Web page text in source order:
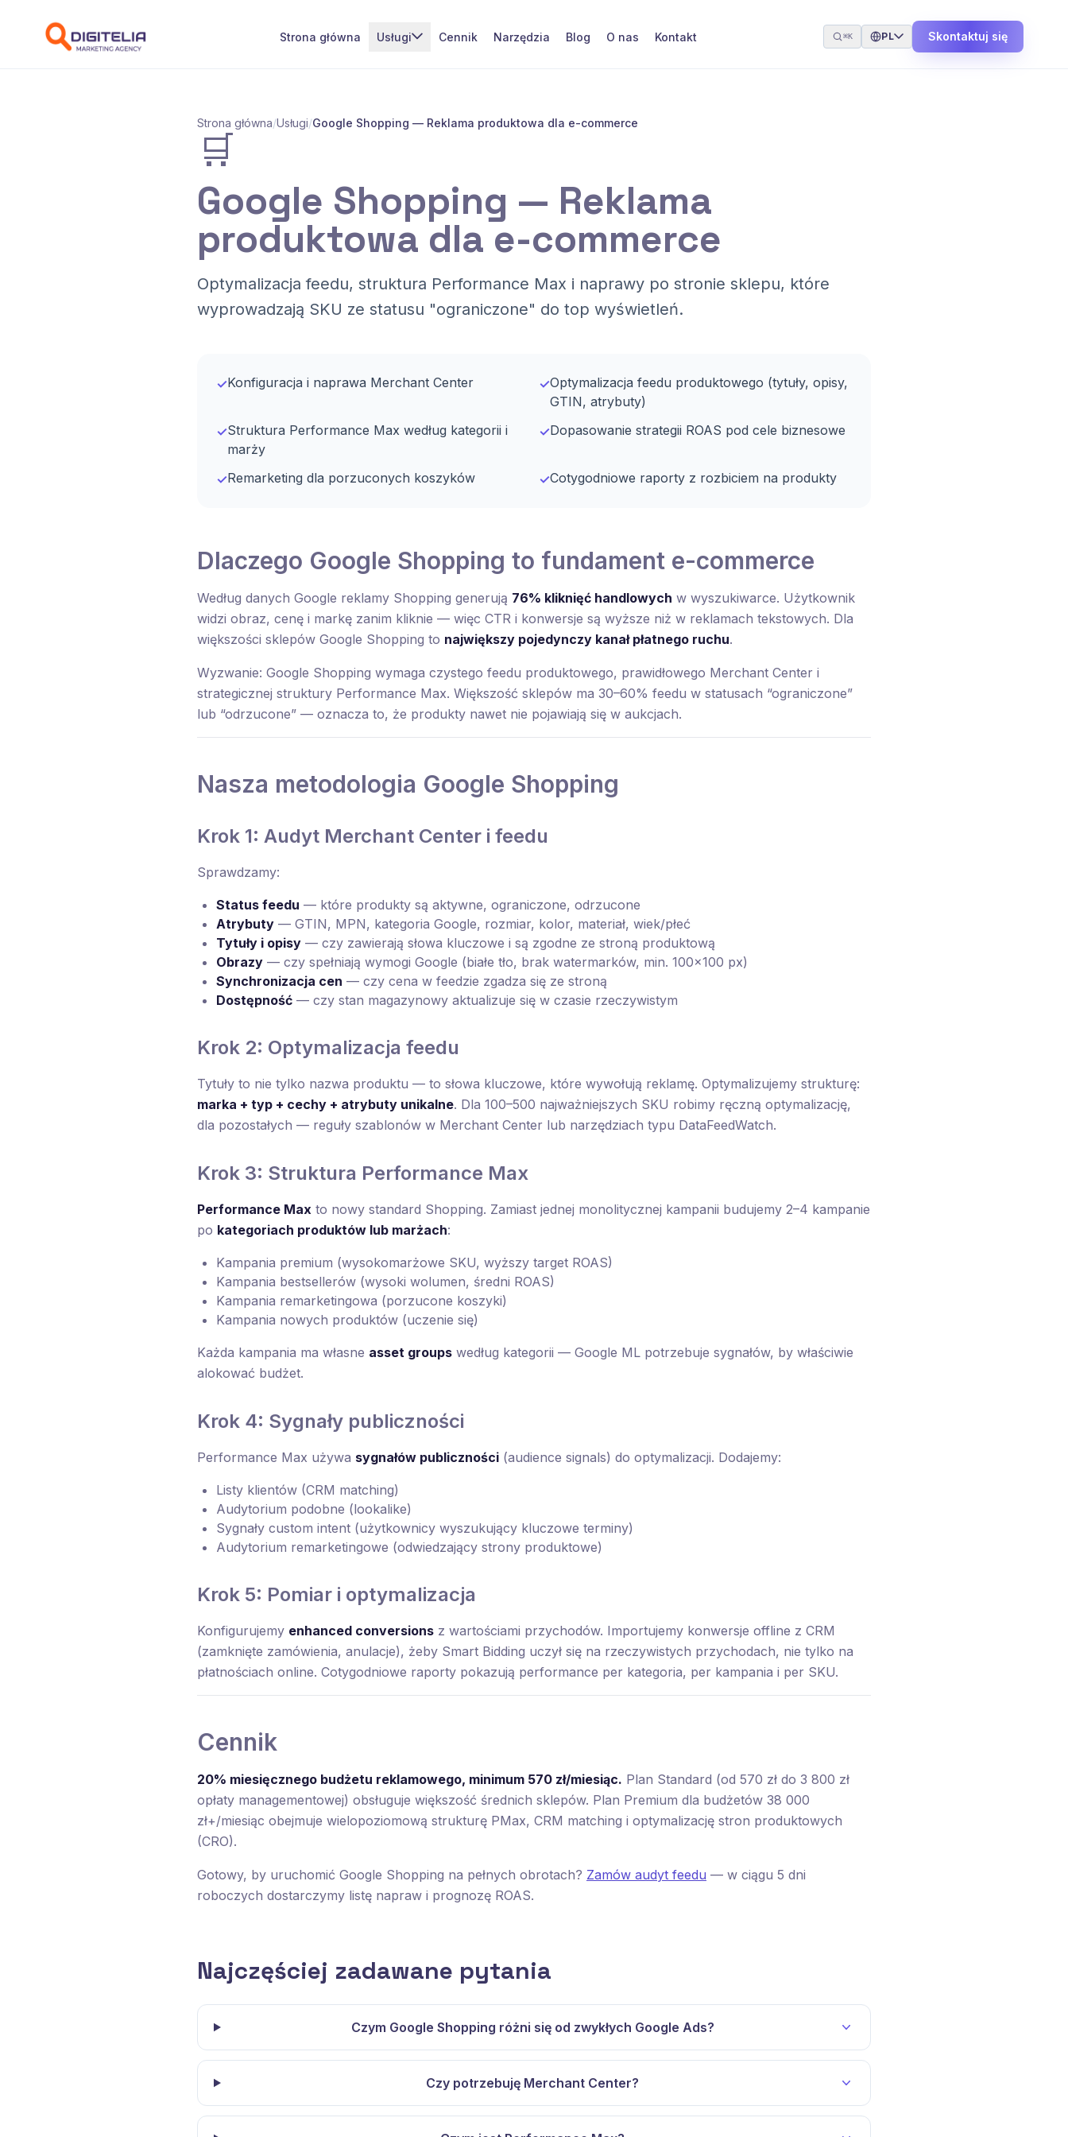
Strona główna Usługi Cennik Narzędzia Blog O nas Kontakt PL Skontaktuj się
Strona główna/Usługi/Google Shopping — Reklama produktowa dla e-commerce
🛒
Google Shopping — Reklama
produktowa dla e-commerce
Optymalizacja feedu, struktura Performance Max i naprawy po stronie sklepu, które
wyprowadzają SKU ze statusu "ograniczone" do top wyświetleń.
✓Konfiguracja i naprawa Merchant Center ✓Optymalizacja feedu produktowego (tytuły, opisy,
GTIN, atrybuty)
✓Struktura Performance Max według kategorii i
marży
✓Dopasowanie strategii ROAS pod cele biznesowe
✓Remarketing dla porzuconych koszyków ✓Cotygodniowe raporty z rozbiciem na produkty
Dlaczego Google Shopping to fundament e-commerce
Według danych Google reklamy Shopping generują 76% kliknięć handlowych w wyszukiwarce. Użytkownik
widzi obraz, cenę i markę zanim kliknie — więc CTR i konwersje są wyższe niż w reklamach tekstowych. Dla
większości sklepów Google Shopping to największy pojedynczy kanał płatnego ruchu.
Wyzwanie: Google Shopping wymaga czystego feedu produktowego, prawidłowego Merchant Center i
strategicznej struktury Performance Max. Większość sklepów ma 30–60% feedu w statusach “ograniczone”
lub “odrzucone” — oznacza to, że produkty nawet nie pojawiają się w aukcjach.
Nasza metodologia Google Shopping
Krok 1: Audyt Merchant Center i feedu
Sprawdzamy:
Status feedu — które produkty są aktywne, ograniczone, odrzucone
Atrybuty — GTIN, MPN, kategoria Google, rozmiar, kolor, materiał, wiek/płeć
Tytuły i opisy — czy zawierają słowa kluczowe i są zgodne ze stroną produktową
Obrazy — czy spełniają wymogi Google (białe tło, brak watermarków, min. 100×100 px)
Synchronizacja cen — czy cena w feedzie zgadza się ze stroną
Dostępność — czy stan magazynowy aktualizuje się w czasie rzeczywistym
Krok 2: Optymalizacja feedu
Tytuły to nie tylko nazwa produktu — to słowa kluczowe, które wywołują reklamę. Optymalizujemy strukturę:
marka + typ + cechy + atrybuty unikalne. Dla 100–500 najważniejszych SKU robimy ręczną optymalizację,
dla pozostałych — reguły szablonów w Merchant Center lub narzędziach typu DataFeedWatch.
Krok 3: Struktura Performance Max
Performance Max to nowy standard Shopping. Zamiast jednej monolitycznej kampanii budujemy 2–4 kampanie
po kategoriach produktów lub marżach:
Kampania premium (wysokomarżowe SKU, wyższy target ROAS)
Kampania bestsellerów (wysoki wolumen, średni ROAS)
Kampania remarketingowa (porzucone koszyki)
Kampania nowych produktów (uczenie się)
Każda kampania ma własne asset groups według kategorii — Google ML potrzebuje sygnałów, by właściwie
alokować budżet.
Krok 4: Sygnały publiczności
Performance Max używa sygnałów publiczności (audience signals) do optymalizacji. Dodajemy:
Listy klientów (CRM matching)
Audytorium podobne (lookalike)
Sygnały custom intent (użytkownicy wyszukujący kluczowe terminy)
Audytorium remarketingowe (odwiedzający strony produktowe)
Krok 5: Pomiar i optymalizacja
Konfigurujemy enhanced conversions z wartościami przychodów. Importujemy konwersje offline z CRM
(zamknięte zamówienia, anulacje), żeby Smart Bidding uczył się na rzeczywistych przychodach, nie tylko na
płatnościach online. Cotygodniowe raporty pokazują performance per kategoria, per kampania i per SKU.
Cennik
20% miesięcznego budżetu reklamowego, minimum 570 zł/miesiąc. Plan Standard (od 570 zł do 3 800 zł
opłaty managementowej) obsługuje większość średnich sklepów. Plan Premium dla budżetów 38 000
zł+/miesiąc obejmuje wielopoziomową strukturę PMax, CRM matching i optymalizację stron produktowych
(CRO).
Gotowy, by uruchomić Google Shopping na pełnych obrotach? Zamów audyt feedu — w ciągu 5 dni
roboczych dostarczymy listę napraw i prognozę ROAS.
Najczęściej zadawane pytania
Czym Google Shopping różni się od zwykłych Google Ads?
Czy potrzebuję Merchant Center?